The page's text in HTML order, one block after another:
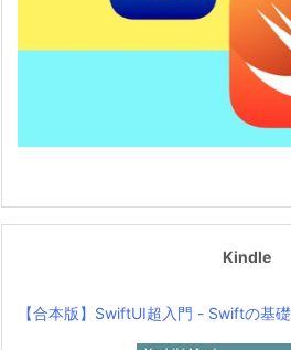
Kindle
【合本版】SwiftUI超入門 - Swiftの基